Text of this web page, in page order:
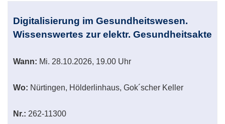
Digitalisierung im Gesundheitswesen.
Wissenswertes zur elektr. Gesundheitsakte
Wann: Mi. 28.10.2026, 19.00 Uhr
Wo: Nürtingen, Hölderlinhaus, Gok´scher Keller
Nr.: 262-11300